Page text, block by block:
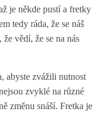
je někde pustí a fretky
tedy ráda, že se náš
vědí, že se na nás
abyste zvážili nutnost
zvyklé na různé
změnu snáší. Fretka je